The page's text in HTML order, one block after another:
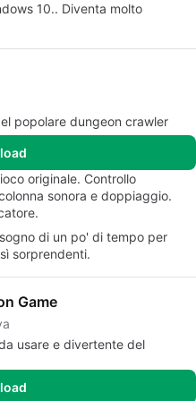
10.. Diventa molto
popolare dungeon crawler
originale. Controllo
sonora e doppiaggio.
di un po' di tempo per
sorprendenti.
Game
usare e divertente del